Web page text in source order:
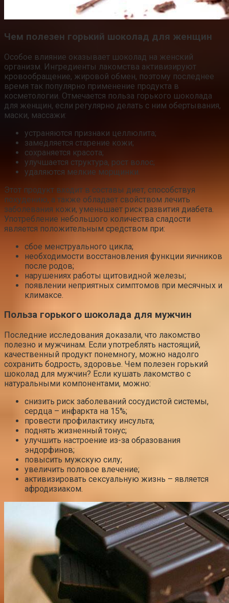
Чем полезен горький шоколад для женщин
Особое влияние оказывает шоколад на женский
организм. Ингредиенты лакомства активизируют
кровообращение, жировой обмен, поэтому последнее
время так популярно применение продукта в
косметологии. Отмечается польза горького шоколада
для женщин, если регулярно делать с ним обертывания,
маски, массажи:
устраняются признаки целлюлита;
замедляется старение кожи;
сохраняется красота;
улучшается структура, рост волос;
удаляются мелкие морщинки.
Этот продукт входит в составы диет, способствуя
похудению, а также обладает свойством лечить
заболевания кожи, уменьшает риск развития диабета.
Употребление небольшого количества сладости
является положительным средством при:
сбое менструального цикла;
необходимости восстановления функции яичников
после родов;
нарушениях работы щитовидной железы;
появлении неприятных симптомов при месячных и
климаксе.
Польза горького шоколада для мужчин
Последние исследования доказали, что лакомство
полезно и мужчинам. Если употреблять настоящий,
качественный продукт понемногу, можно надолго
сохранить бодрость, здоровье. Чем полезен горький
шоколад для мужчин? Если кушать лакомство с
натуральными компонентами, можно:
снизить риск заболеваний сосудистой системы,
сердца – инфаркта на 15%;
провести профилактику инсульта;
поднять жизненный тонус;
улучшить настроение из-за образования
эндорфинов;
повысить мужскую силу;
увеличить половое влечение;
активизировать сексуальную жизнь – является
афродизиаком.